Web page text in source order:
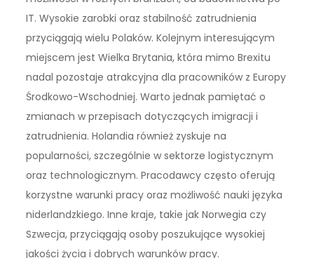
IT. Wysokie zarobki oraz stabilność zatrudnienia
przyciągają wielu Polaków. Kolejnym interesującym
miejscem jest Wielka Brytania, która mimo Brexitu
nadal pozostaje atrakcyjna dla pracowników z Europy
Środkowo-Wschodniej. Warto jednak pamiętać o
zmianach w przepisach dotyczących imigracji i
zatrudnienia. Holandia również zyskuje na
popularności, szczególnie w sektorze logistycznym
oraz technologicznym. Pracodawcy często oferują
korzystne warunki pracy oraz możliwość nauki języka
niderlandzkiego. Inne kraje, takie jak Norwegia czy
Szwecja, przyciągają osoby poszukujące wysokiej
jakości życia i dobrych warunków pracy.